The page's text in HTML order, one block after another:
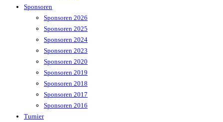
Sponsoren
Sponsoren 2026
Sponsoren 2025
Sponsoren 2024
Sponsoren 2023
Sponsoren 2020
Sponsoren 2019
Sponsoren 2018
Sponsoren 2017
Sponsoren 2016
Turnier